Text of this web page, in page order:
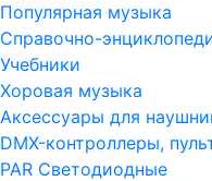
Популярная музыка
Справочно-
Учебники
Хоровая музыка
Аксессуары для
DMX-контроллеры,
PAR Светодиодные